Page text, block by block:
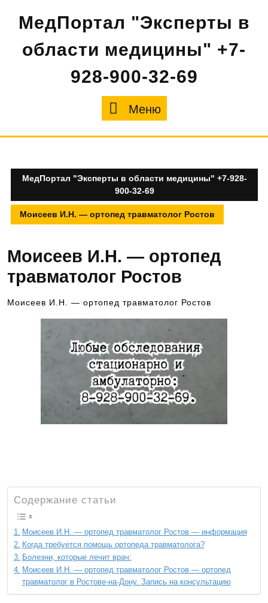
содержимому
МедПортал "Эксперты в
области медицины" +7-
928-900-32-69
Меню
МедПортал "Эксперты в области медицины" +7-928-
900-32-69
Моисеев И.Н. — ортопед травматолог Ростов
Моисеев И.Н. — ортопед
травматолог Ростов
Моисеев И.Н. — ортопед травматолог Ростов
Содержание статьи
Моисеев И.Н. — ортопед травматолог Ростов — информация
Когда требуется помощь ортопеда травматолога?
Болезни, которые лечит врач:
Моисеев И.Н. — ортопед травматолог Ростов — ортопед
травматолог в Ростове-на-Дону. Запись на консультацию